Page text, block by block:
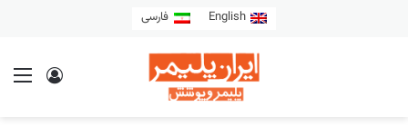
English فارسی